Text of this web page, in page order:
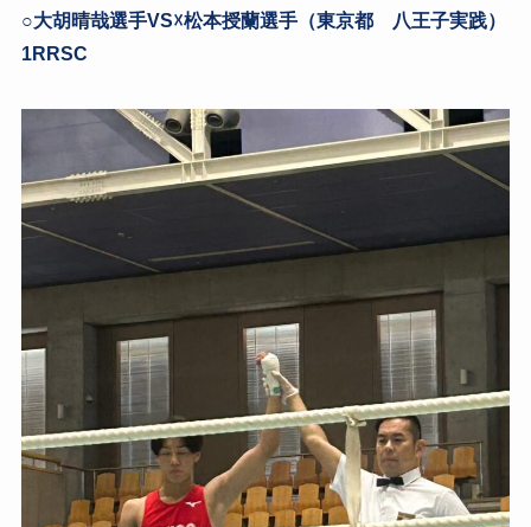
○大胡晴哉選手VS☓松本授蘭選手（東京都 八王子実践）
1RRSC